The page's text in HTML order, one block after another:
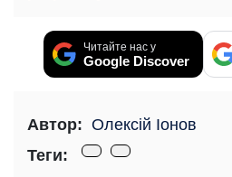
Читайте нас у
Google Discover
Автор: Олексій Іонов
Теги: